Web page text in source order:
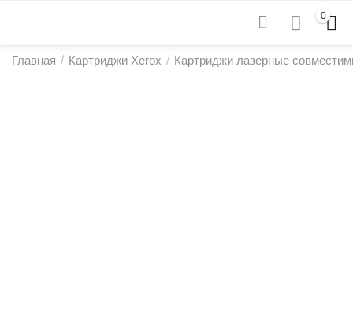
0
Главная / Картриджи Xerox / Картриджи лазерные